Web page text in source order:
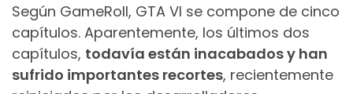
Según GameRoll, GTA VI se compone de cinco
capítulos. Aparentemente, los últimos dos
capítulos, todavía están inacabados y han
sufrido importantes recortes, recientemente